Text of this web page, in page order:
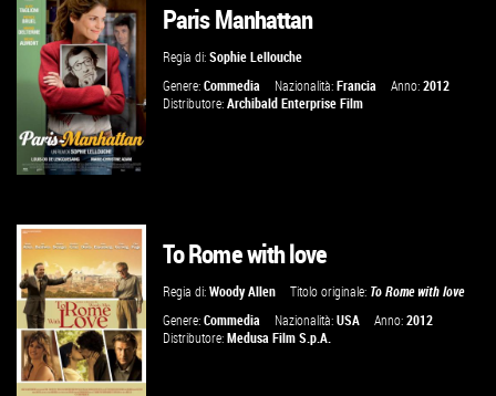
VAI ALLA SCHEDA
VAI ALLA SCHEDA
Paris Manhattan
Regia di:Sophie Lellouche
Genere:Commedia Nazionalità:Francia Anno:2012
Distributore:Archibald Enterprise Film
To Rome with love
Regia di:Woody Allen Titolo originale: To Rome with love
Genere:Commedia Nazionalità:USA Anno:2012
Distributore:Medusa Film S.p.A.